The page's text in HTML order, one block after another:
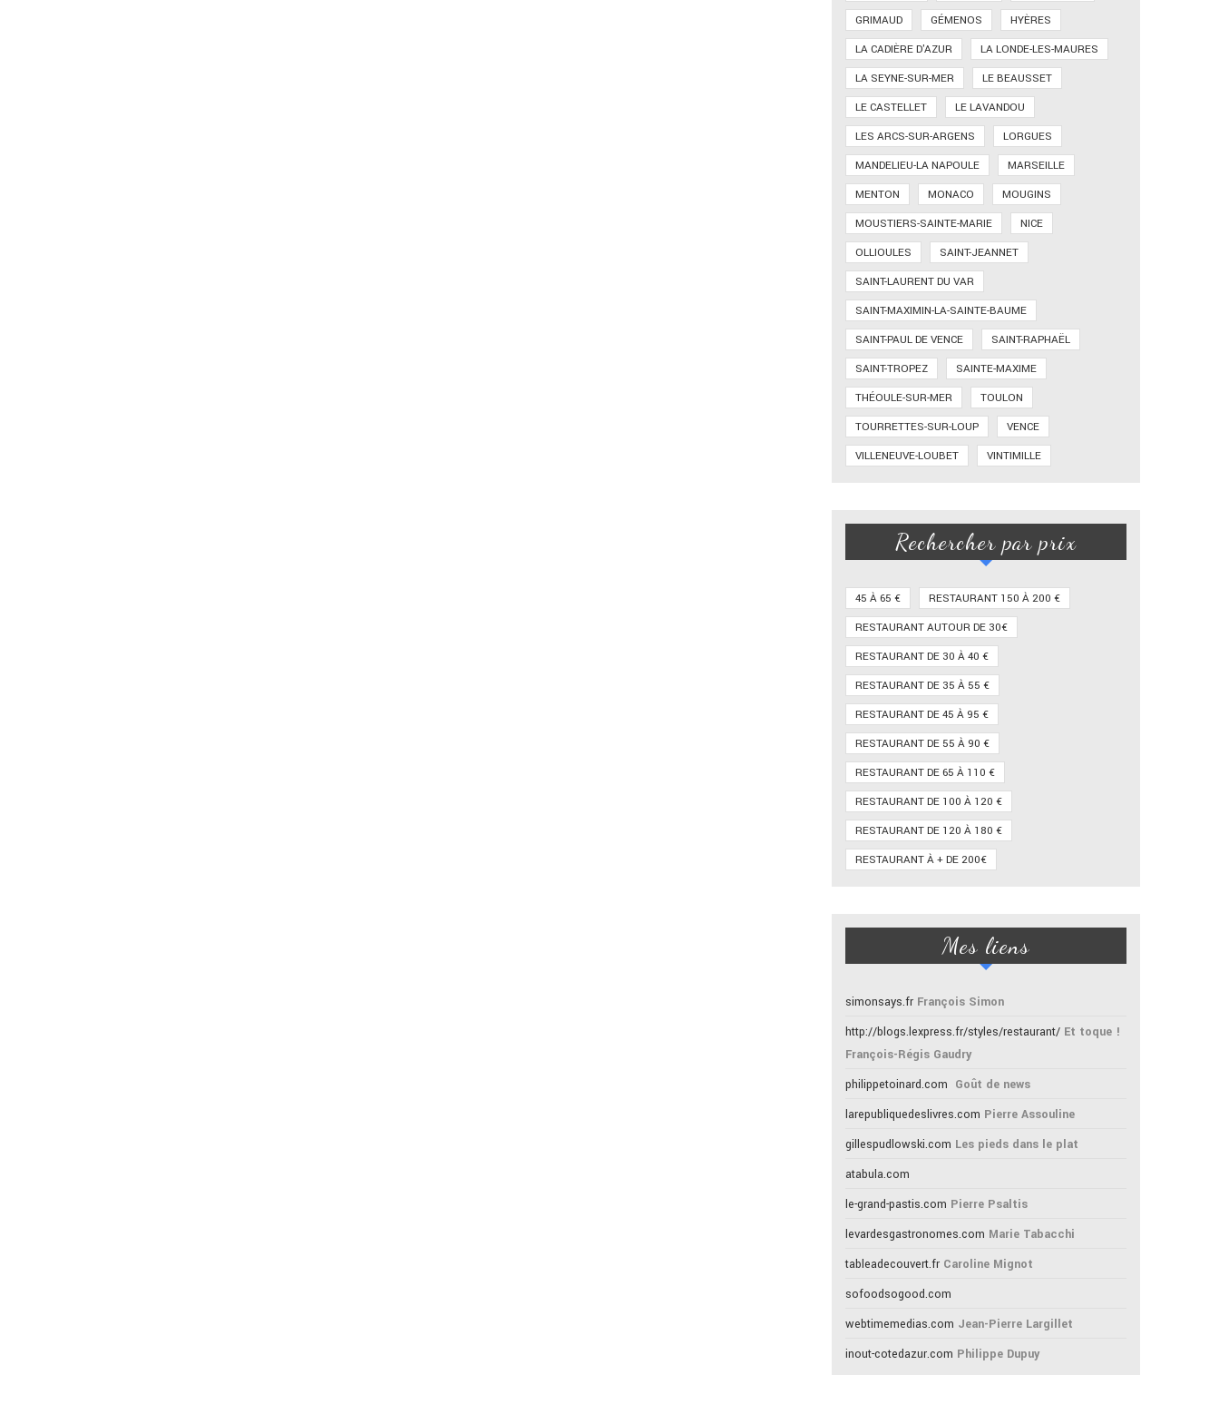
GRIMAUD
GÉMENOS
HYÈRES
LA CADIÈRE D'AZUR
LA LONDE-LES-MAURES
LA SEYNE-SUR-MER
LE BEAUSSET
LE CASTELLET
LE LAVANDOU
LES ARCS-SUR-ARGENS
LORGUES
MANDELIEU-LA NAPOULE
MARSEILLE
MENTON
MONACO
MOUGINS
MOUSTIERS-SAINTE-MARIE
NICE
OLLIOULES
SAINT-JEANNET
SAINT-LAURENT DU VAR
SAINT-MAXIMIN-LA-SAINTE-BAUME
SAINT-PAUL DE VENCE
SAINT-RAPHAËL
SAINT-TROPEZ
SAINTE-MAXIME
THÉOULE-SUR-MER
TOULON
TOURRETTES-SUR-LOUP
VENCE
VILLENEUVE-LOUBET
VINTIMILLE
Rechercher par prix
45 À 65 €
RESTAURANT 150 À 200 €
RESTAURANT AUTOUR DE 30€
RESTAURANT DE 30 À 40 €
RESTAURANT DE 35 À 55 €
RESTAURANT DE 45 À 95 €
RESTAURANT DE 55 À 90 €
RESTAURANT DE 65 À 110 €
RESTAURANT DE 100 À 120 €
RESTAURANT DE 120 À 180 €
RESTAURANT À + DE 200€
Mes liens
simonsays.fr François Simon
http://blogs.lexpress.fr/styles/restaurant/ Et toque !
François-Régis Gaudry
philippetoinard.com Goût de news
larepubliquedeslivres.com Pierre Assouline
gillespudlowski.com Les pieds dans le plat
atabula.com
le-grand-pastis.com Pierre Psaltis
levardesgastronomes.com Marie Tabacchi
tableadecouvert.fr Caroline Mignot
sofoodsogood.com
webtimemedias.com Jean-Pierre Largillet
inout-cotedazur.com Philippe Dupuy